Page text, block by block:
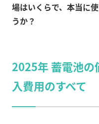
場はいくらで、本当に
うか？
2025年 蓄電池の
入費用のすべて